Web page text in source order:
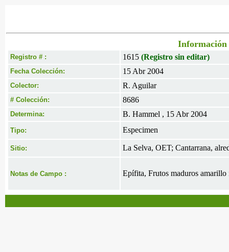
Información
Registro # : 1615 (Registro sin editar)
Fecha Colección: 15 Abr 2004
Colector: R. Aguilar
# Colección: 8686
Determina: B. Hammel , 15 Abr 2004
Tipo: Especimen
Sitio: La Selva, OET; Cantarrana,
Notas de Campo : Epífita, Frutos maduros amarillo